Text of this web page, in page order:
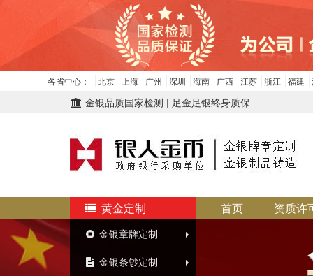
各省中心： 北京 上海 广州 深圳 海南 广西 江苏 浙江 福建
金银品质国家检测 | 足金足银终身质保
黄金定制
金银章牌定制
金银条钞定制
首页 资质许